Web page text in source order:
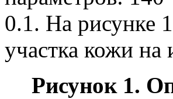
0.1. На рисунке
участка кожи на
Рисунок 1.